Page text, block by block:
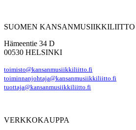
SUOMEN KANSANMUSIIKKILIITTO
Hämeentie 34 D
00530 HELSINKI
toimisto@kansanmusiikkiliitto.fi
toiminnanjohtaja@kansanmusiikkiliitto.fi
tuottaja@kansanmusiikkiliitto.fi
VERKKOKAUPPA